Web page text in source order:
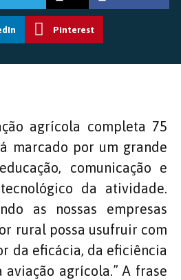
Pinterest
agrícola completa 75
marcado por um grande
comunicação e
da atividade.
as nossas empresas
rural possa usufruir com
da eficácia, da eficiência
aviação agrícola.” A frase